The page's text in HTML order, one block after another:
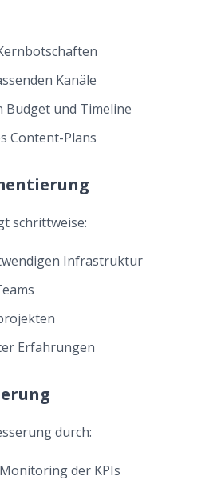
Kanäle
Budget und Timeline
Content-Plans
schrittweise:
Infrastruktur
Erfahrungen
durch:
der KPIs